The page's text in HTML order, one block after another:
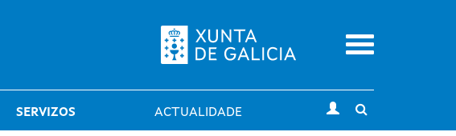
Menu
SERVIZOS ACTUALIDADE
search